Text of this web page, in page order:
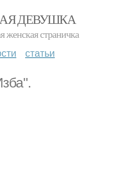
ДЕВУШКА
женская страничка
статьи